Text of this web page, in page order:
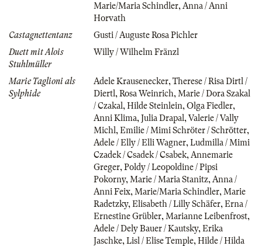
Marie/Maria Schindler, Anna / Anni
Horvath
Castagnettentanz
Gusti / Auguste Rosa Pichler
Duett mit Alois
Stuhlmüller
Willy / Wilhelm Fränzl
Marie Taglioni als
Sylphide
Adele Krausenecker, Therese / Risa Dirtl /
Diertl , Rosa Weinrich, Marie / Dora Szakal
/ Czakal , Hilde Steinlein, Olga Fiedler,
Anni Klima, Julia Drapal , Valerie / Vally
Michl , Emilie / Mimi Schröter / Schrötter,
Adele / Elly / Elli Wagner, Ludmilla / Mimi
Czadek / Csadek / Csabek, Annemarie
Greger, Poldy / Leopoldine / Pipsi
Pokorny, Marie / Maria Stanitz, Anna /
Anni Feix, Marie/Maria Schindler, Marie
Radetzky, Elisabeth / Lilly Schäfer, Erna /
Ernestine Grübler, Marianne Leibenfrost,
Adele / Dely Bauer / Kautsky, Erika
Jaschke, Lisl / Elise Temple, Hilde / Hilda